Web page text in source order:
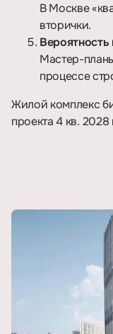
В Москве
вторички.
Мастер-
процессе
Жилой комплекс
проекта 4 кв. 2028